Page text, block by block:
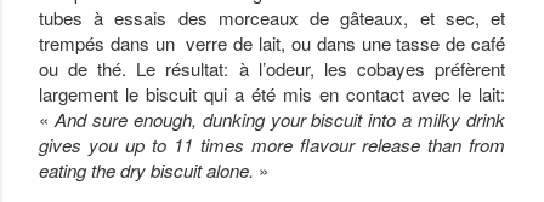
tubes à essais des morceaux de gâteaux, et sec, et
trempés dans un verre de lait, ou dans une tasse de café
ou de thé. Le résultat: à l’odeur, les cobayes préfèrent
largement le biscuit qui a été mis en contact avec le lait:
« And sure enough, dunking your biscuit into a milky drink
gives you up to 11 times more flavour release than from
eating the dry biscuit alone. »